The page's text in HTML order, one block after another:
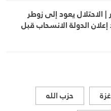
الاحتلال يعود إلى زوطر
إعلان الدولة الانسحاب قبل
غزة
حزب الله